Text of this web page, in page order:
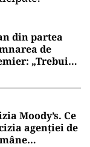
din partea
de
„Trebuie
Moody’s. Ce
agenției de